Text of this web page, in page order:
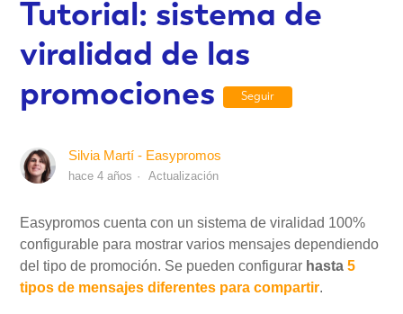
Participantes y estadísticas
Personalización y Diseño
Publicación y Difusión
Integraciones
Mi Cuenta
Tutorial: sistema de
viralidad de las
promociones
Seguir
Silvia Martí - Easypromos
hace 4 años Actualización
Easypromos cuenta con un sistema de viralidad 100%
configurable para mostrar varios mensajes dependiendo
del tipo de promoción. Se pueden configurar hasta5
tipos de mensajes diferentes para compartir.